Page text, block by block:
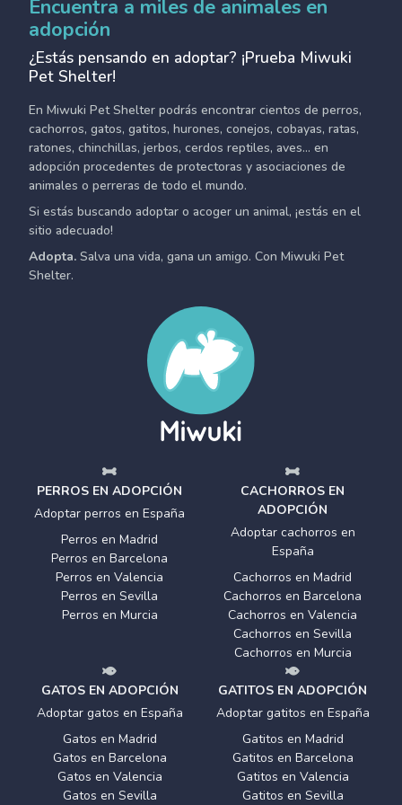
Encuentra a miles de animales en
adopción
¿Estás pensando en adoptar? ¡Prueba Miwuki
Pet Shelter!
En Miwuki Pet Shelter podrás encontrar cientos de perros,
cachorros, gatos, gatitos, hurones, conejos, cobayas, ratas,
ratones, chinchillas, jerbos, cerdos reptiles, aves... en
adopción procedentes de protectoras y asociaciones de
animales o perreras de todo el mundo.
Si estás buscando adoptar o acoger un animal, ¡estás en el
sitio adecuado!
Adopta. Salva una vida, gana un amigo. Con Miwuki Pet
Shelter.
PERROS EN ADOPCIÓN
Adoptar perros en España
Perros en Madrid
Perros en Barcelona
Perros en Valencia
Perros en Sevilla
Perros en Murcia
CACHORROS EN
ADOPCIÓN
Adoptar cachorros en
España
Cachorros en Madrid
Cachorros en Barcelona
Cachorros en Valencia
Cachorros en Sevilla
Cachorros en Murcia
GATOS EN ADOPCIÓN
Adoptar gatos en España
Gatos en Madrid
Gatos en Barcelona
Gatos en Valencia
Gatos en Sevilla
GATITOS EN ADOPCIÓN
Adoptar gatitos en España
Gatitos en Madrid
Gatitos en Barcelona
Gatitos en Valencia
Gatitos en Sevilla